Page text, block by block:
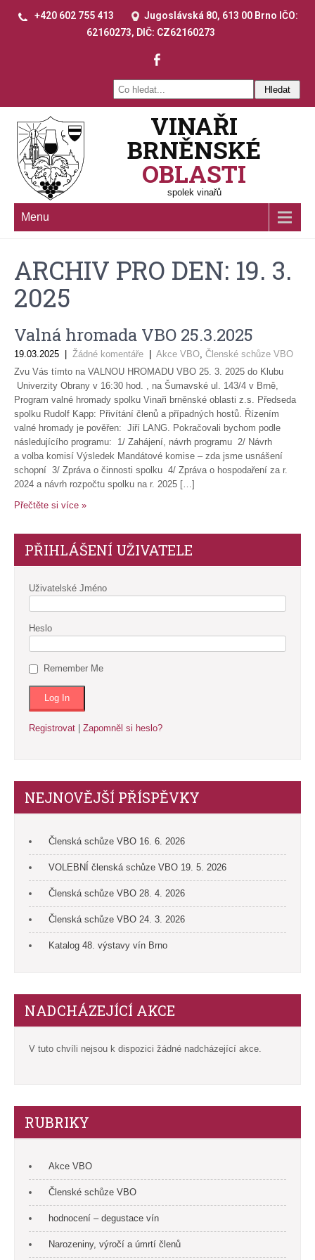
+420 602 755 413
Jugoslávská 80, 613 00 Brno IČO:
62160273, DIČ: CZ62160273
VINAŘI
BRNĚNSKÉ
OBLASTI
spolek vinařů
Menu
ARCHIV PRO DEN: 19. 3.
2025
Valná hromada VBO 25.3.2025
19.03.2025 Žádné komentáře Akce VBO, Členské schůze VBO
Zvu Vás tímto na VALNOU HROMADU VBO 25. 3. 2025 do Klubu
Univerzity Obrany v 16:30 hod. , na Šumavské ul. 143/4 v Brně,
Program valné hromady spolku Vinaři brněnské oblasti z.s. Předseda
spolku Rudolf Kapp: Přivítání členů a případných hostů. Řízením
valné hromady je pověřen: Jiří LANG. Pokračovali bychom podle
následujícího programu: 1/ Zahájení, návrh programu 2/ Návrh
a volba komisí Výsledek Mandátové komise – zda jsme usnášení
schopní 3/ Zpráva o činnosti spolku 4/ Zpráva o hospodaření za r.
2024 a návrh rozpočtu spolku na r. 2025 […]
Přečtěte si více »
PŘIHLÁŠENÍ UŽIVATELE
Uživatelské Jméno
Heslo
Remember Me
Registrovat Zapomněl si heslo?
NEJNOVĚJŠÍ PŘÍSPĚVKY
Členská schůze VBO 16. 6. 2026
VOLEBNÍ členská schůze VBO 19. 5. 2026
Členská schůze VBO 28. 4. 2026
Členská schůze VBO 24. 3. 2026
Katalog 48. výstavy vín Brno
NADCHÁZEJÍCÍ AKCE
V tuto chvíli nejsou k dispozici žádné nadcházející akce.
RUBRIKY
Akce VBO
Členské schůze VBO
hodnocení – degustace vín
Narozeniny, výročí a úmrtí členů